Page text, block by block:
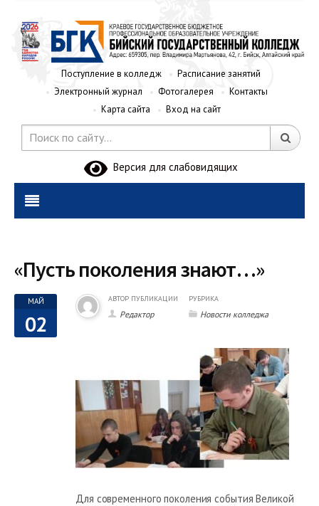
Поступление в колледж
Расписание занятий
Электронный журнал
Фотогалерея
Контакты
Карта сайта
Вход на сайт
Версия для слабовидящих
«Пусть поколения знают…»
МАЙ
02
АВТОР ПУБЛИКАЦИИ
Редактор
РУБРИКА
Новости колледжа
Для современного поколения события Великой